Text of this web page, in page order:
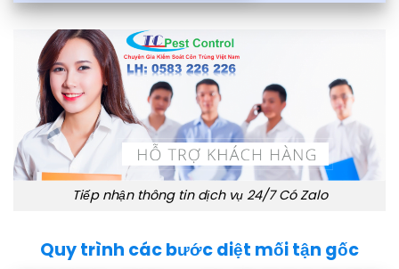
Tiếp nhận thông tin dịch vụ 24/7 Có Zalo
Quy trình các bước diệt mối tận gốc